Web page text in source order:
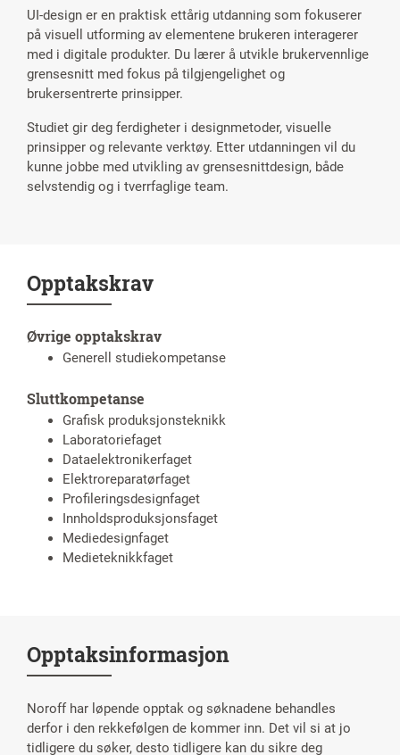
UI-design er en praktisk ettårig utdanning som fokuserer
på visuell utforming av elementene brukeren interagerer
med i digitale produkter. Du lærer å utvikle brukervennlige
grensesnitt med fokus på tilgjengelighet og
brukersentrerte prinsipper.
Studiet gir deg ferdigheter i designmetoder, visuelle
prinsipper og relevante verktøy. Etter utdanningen vil du
kunne jobbe med utvikling av grensesnittdesign, både
selvstendig og i tverrfaglige team.
Opptakskrav
Øvrige opptakskrav
Generell studiekompetanse
Sluttkompetanse
Grafisk produksjonsteknikk
Laboratoriefaget
Dataelektronikerfaget
Elektroreparatørfaget
Profileringsdesignfaget
Innholdsproduksjonsfaget
Mediedesignfaget
Medieteknikkfaget
Opptaksinformasjon
Noroff har løpende opptak og søknadene behandles
derfor i den rekkefølgen de kommer inn. Det vil si at jo
tidligere du søker, desto tidligere kan du sikre deg